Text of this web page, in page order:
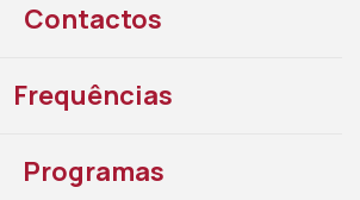
Contactos
Frequências
Programas